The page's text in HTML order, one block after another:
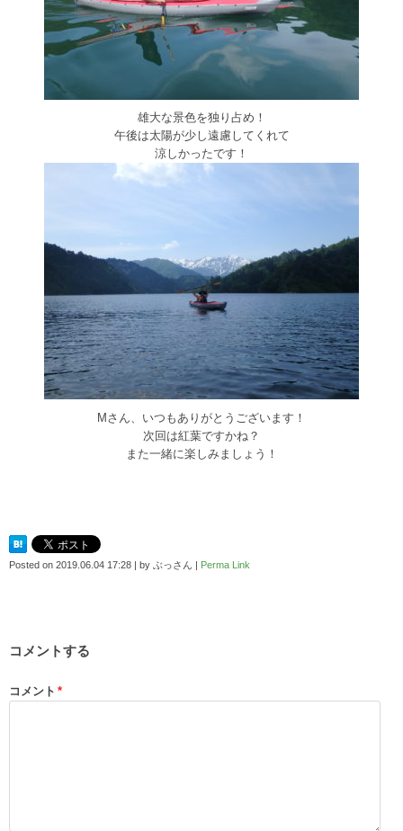
雄大な景色を独り占め！
午後は太陽が少し遠慮してくれて
涼しかったです！
Mさん、いつもありがとうございます！
次回は紅葉ですかね？
また一緒に楽しみましょう！
Posted on 2019.06.04 17:28 | by ぶっさん | Perma Link
コメントする
コメント *